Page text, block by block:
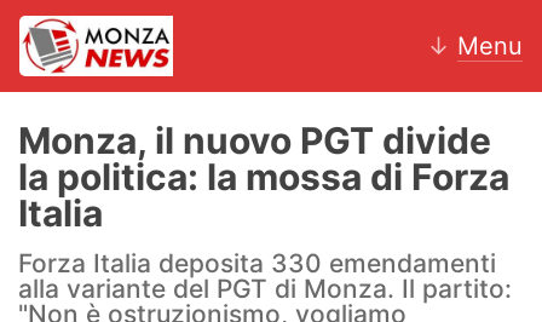
↓ Menu
News
AC Monza
Calcio
Monza, il nuovo PGT divide
la politica: la mossa di Forza
Italia
Forza Italia deposita 330 emendamenti
alla variante del PGT di Monza. Il partito:
"Non è ostruzionismo, vogliamo